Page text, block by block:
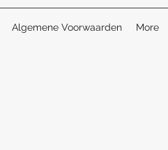
Algemene Voorwaarden More